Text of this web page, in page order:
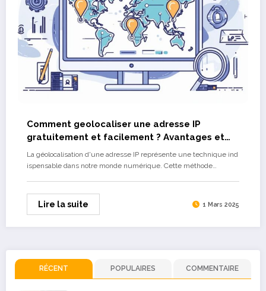
Comment geolocaliser une adresse IP
gratuitement et facilement ? Avantages et
inconvenients des services gratuits
La géolocalisation d'une adresse IP représente une technique ind
ispensable dans notre monde numérique. Cette méthode…
Lire la suite 1 Mars 2025
RÉCENT POPULAIRES COMMENTAIRE